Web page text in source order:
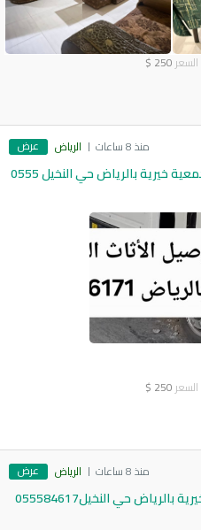
السعر 250
$
منذ 8 ساعات الرياض عرض
دينا تخاذ اثاث توصيل الى جمعية خيرية بالرياض حي النخيل 0555
السعر 250
$
منذ 8 ساعات الرياض عرض
دينا تخاذ اثاث الى جمعية خيرية بالرياض حي النخيل055584617